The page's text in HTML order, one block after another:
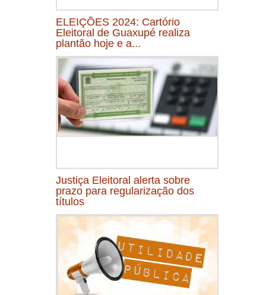
ELEIÇÕES 2024: Cartório
Eleitoral de Guaxupé realiza
plantão hoje e a...
Justiça Eleitoral alerta sobre
prazo para regularização dos
títulos